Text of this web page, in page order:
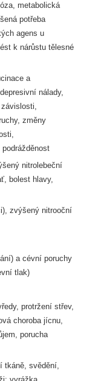
metabolická
potřeba
agens u
k nárůstu tělesné
a
depresivní nálady,
změny
nitrolebeční
bolest hlavy,
zvýšený nitrooční
a cévní poruchy
tlak)
protržení střev,
choroba jícnu,
porucha
tkáně, svědění,